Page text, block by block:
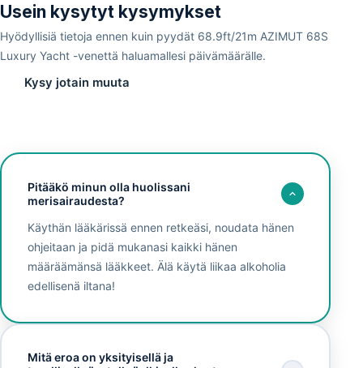
Usein kysytyt kysymykset
Hyödyllisiä tietoja ennen kuin pyydät 68.9ft/21m AZIMUT 68S
Luxury Yacht -venettä haluamallesi päivämäärälle.
Kysy jotain muuta
Pitääkö minun olla huolissani
merisairaudesta?
Käythän lääkärissä ennen retkeäsi, noudata hänen
ohjeitaan ja pidä mukanasi kaikki hänen
määräämänsä lääkkeet. Älä käytä liikaa alkoholia
edellisenä iltana!
Mitä eroa on yksityisellä ja